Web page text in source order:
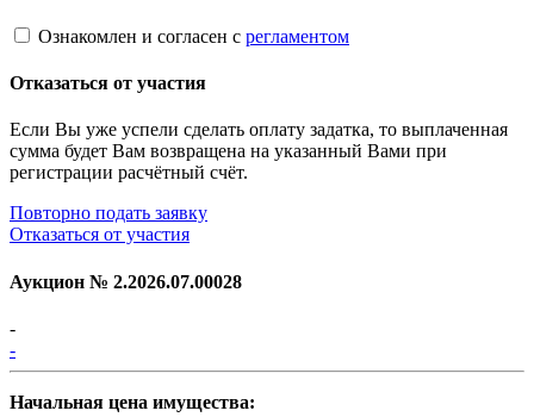
Ознакомлен и согласен с регламентом
Отказаться от участия
Если Вы уже успели сделать оплату задатка, то выплаченная
сумма будет Вам возвращена на указанный Вами при
регистрации расчётный счёт.
Повторно подать заявку
Отказаться от участия
Аукцион № 2.2026.07.00028
-
-
Начальная цена имущества: